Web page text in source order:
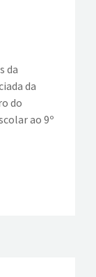
da
da
do
ao 9º